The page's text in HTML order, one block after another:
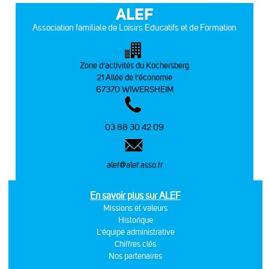
ALEF
Association familiale de Loisirs Educatifs et de Formation
Zone d’activités du Kochersberg
21 Allée de l’économie
67370 WIWERSHEIM
03 88 30 42 09
alef@alef.asso.fr
En savoir plus sur ALEF
Missions et valeurs
Historique
L'équipe administrative
Chiffres clés
Nos partenaires